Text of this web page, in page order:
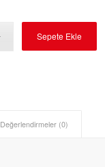
Sepete Ekle
Değerlendirmeler (0)